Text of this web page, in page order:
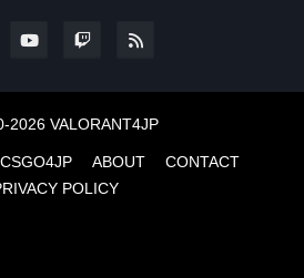
2026 VALORANT4JP
CSGO4JP ABOUT
CONTACT
POLICY